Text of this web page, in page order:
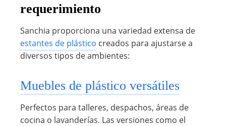
requerimiento
Sanchia proporciona una variedad extensa de
estantes de plástico creados para ajustarse a
diversos tipos de ambientes:
Muebles de plástico versátiles
Perfectos para talleres, despachos, áreas de
cocina o lavanderías. Las versiones como el